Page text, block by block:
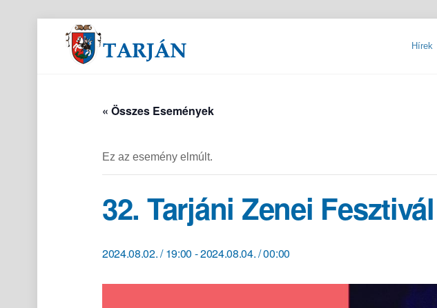
Hírek
« Összes Események
Ez az esemény elmúlt.
32. Tarjáni Zenei Fesztivál
2024.08.02. / 19:00 -2024.08.04. / 00:00